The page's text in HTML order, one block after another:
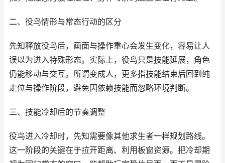
二、役鸟情形与常态行动的区分
先知释放役鸟后，画面与操作重心会发生变化，容易让人
误以为进入特殊形态。实际上，役鸟只是技能延展，角色
仍能移动与交互。所谓变成人，更多指技能结束后回到纯
走位与操作阶段，避免因依赖技能而忽略环境判断。
三、技能冷却后的节奏调整
役鸟进入冷却时，先知需要像其他求生者一样规划路线。
这一阶段的关键在于拉开距离、利用板窗资源。把冷却期